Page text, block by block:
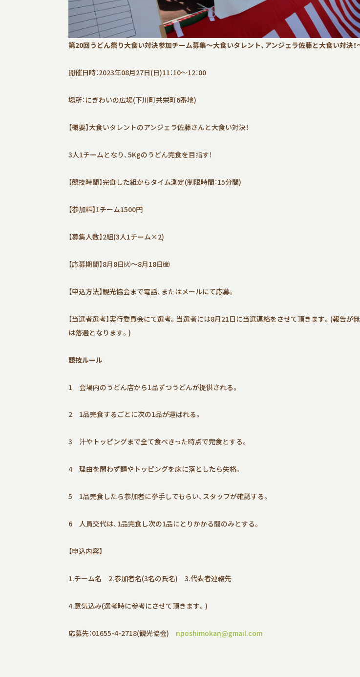
第20回うどん祭り大食い対決参加チーム募集～大食いタレント、アンジェラ佐藤と大食い対決！
開催日時：2023年08月27日(日)11：10～12：00
場所：にぎわいの広場(下川町共栄町6番地)
【概要】大食いタレントのアンジェラ佐藤さんと大食い対決！
3人1チームとなり、5Kgのうどん完食を目指す！
【競技時間】完食した組からタイム測定(制限時間：15分間)
【参加料】1チーム1500円
【募集人数】2組(3人1チーム×2)
【応募期間】8月8日㈫～8月18日㈮
【申込方法】観光協会まで電話、またはメールにて応募。
【当選者選考】実行委員会にて選考。当選者には8月21日に当選連絡をさせて頂きます。(報告が
は落選となります。)
競技ルール
1 会場内のうどん店から1品ずつうどんが提供される。
2 1品完食するごとに次の1品が運ばれる。
3 汁やトッピングまで全て食べきった時点で完食とする。
4 理由を問わず麺やトッピングを床に落としたら失格。
5 1品完食したら参加者に挙手してもらい、スタッフが確認する。
6 人員交代は、1品完食し次の1品にとりかかる間のみとする。
【申込内容】
1.チーム名 2.参加者名(3名の氏名) 3.代表者連絡先
4.意気込み(選考時に参考にさせて頂きます。)
応募先：01655-4-2718(観光協会) nposhimokan@gmail.com